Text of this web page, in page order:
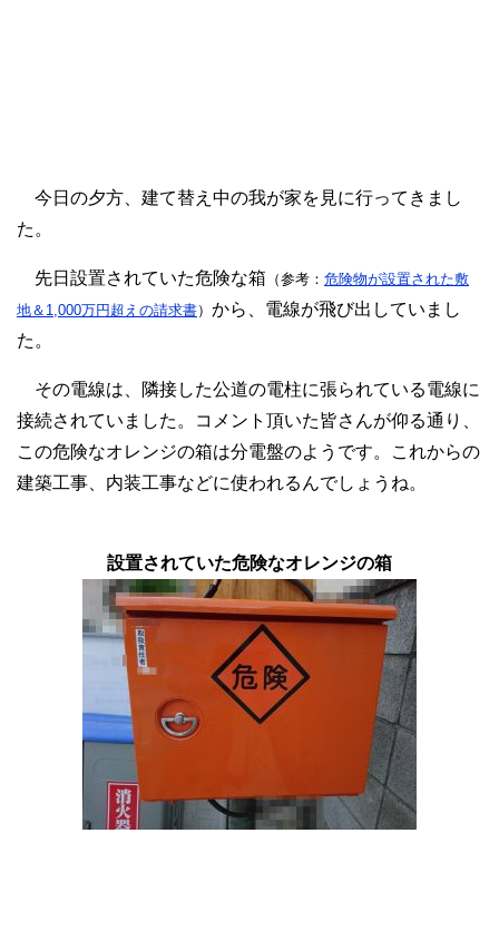
今日の夕方、建て替え中の我が家を見に行ってきまし
た。
先日設置されていた危険な箱 （参考： 危険物が設置された敷
地＆1,000万円超えの請求書） から、電線が飛び出していまし
た。
その電線は、隣接した公道の電柱に張られている電線に
接続されていました。コメント頂いた皆さんが仰る通り、
この危険なオレンジの箱は分電盤のようです。これからの
建築工事、内装工事などに使われるんでしょうね。
設置されていた危険なオレンジの箱